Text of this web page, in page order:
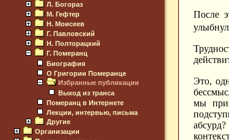
Л. Богораз
М. Гефтер
Н. Моисеев
Г. Павловский
Н. Полторацкий
Г. Померанц
Биография
О Григории Померанце
Избранные публикации
Выход из транса
Померанц в Интернете
Лекции, интервью, письма
Другие
Организации
После
Это,
мы